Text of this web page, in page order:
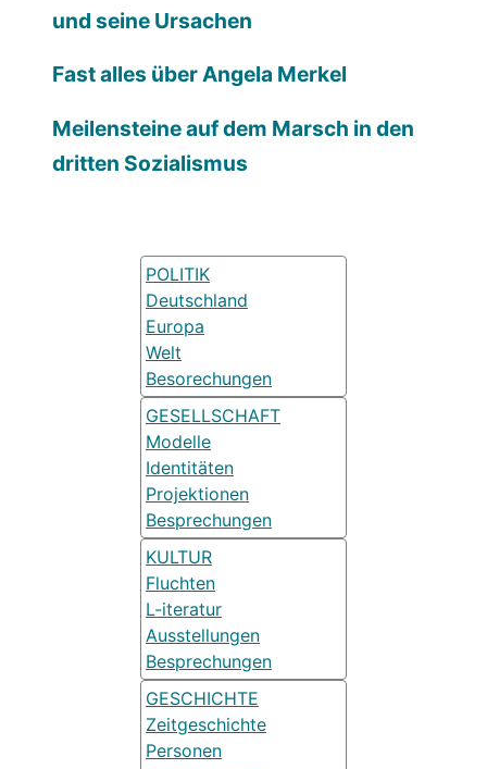
und seine Ursachen
Fast alles über Angela Merkel
Meilensteine auf dem Marsch in den
dritten Sozialismus
POLITIK
Deutschland
Europa
Welt
Besorechungen
GESELLSCHAFT
Modelle
Identitäten
Projektionen
Besprechungen
KULTUR
Fluchten
L-iteratur
Ausstellungen
Besprechungen
GESCHICHTE
Zeitgeschichte
Personen